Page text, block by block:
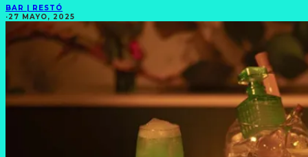
BAR | RESTÓ
·27 MAYO, 2025